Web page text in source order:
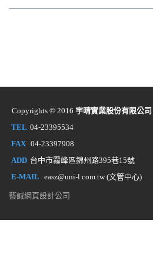
Copyrights © 2016 宇晴實業股份有限公司
TEL 04-23395534
FAX 04-23397908
ADD 台中市霧峰區錦州路395巷15號
E-MAIL easz@uni-l.com.tw (文管中心)
藝誠網頁設計公司